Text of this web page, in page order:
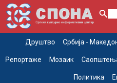
Друштво Србија -
Репортаже Мозаик
Политика